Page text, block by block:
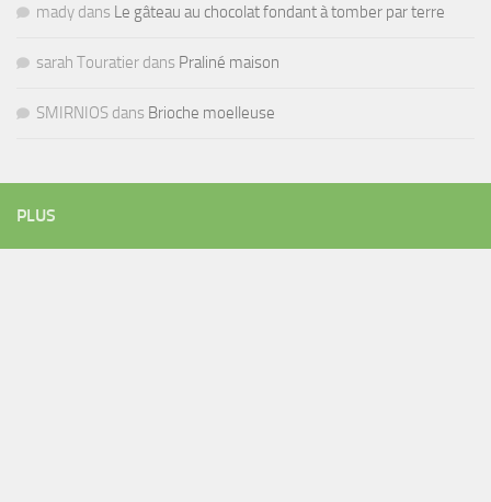
mady dans Le gâteau au chocolat fondant à tomber par terre
sarah Touratier dans Praliné maison
SMIRNIOS dans Brioche moelleuse
PLUS